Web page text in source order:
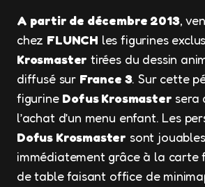
A partir de décembre 2013,
chez FLUNCH les figurines
Krosmaster tirées du dessin
diffusé sur France 3. Sur cette
figurine Dofus Krosmaster sera
l’achat d’un menu enfant. Les
Dofus Krosmaster sont jouables
immédiatement grâce à la carte
de table faisant office de